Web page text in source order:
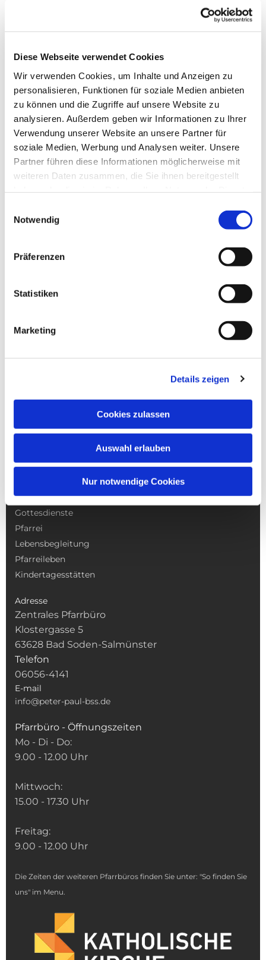
Diese Webseite verwendet Cookies
Wir verwenden Cookies, um Inhalte und Anzeigen zu
personalisieren, Funktionen für soziale Medien anbieten
zu können und die Zugriffe auf unsere Website zu
analysieren. Außerdem geben wir Informationen zu Ihrer
Verwendung unserer Website an unsere Partner für
soziale Medien, Werbung und Analysen weiter. Unsere
Partner führen diese Informationen möglicherweise mit
weiteren Daten zusammen, die Sie ihnen bereitgestellt
Notwendig
Präferenzen
Statistiken
Marketing
Details zeigen
Cookies zulassen
Auswahl erlauben
Nur notwendige Cookies
Dies könnte Sie auch
interessieren
NAVIGATION
Gottesdienste
Pfarrei
Lebensbegleitung
Pfarreileben
Kindertagesstätten
Adresse
Zentrales Pfarrbüro
Klostergasse 5
63628 Bad Soden-Salmünster
Telefon
06056-4141
E-mail
info@peter-paul-bss.de
Pfarrbüro - Öffnungszeiten
Mo - Di - Do:
9.00 - 12.00 Uhr
Mittwoch:
15.00 - 17.30 Uhr
Freitag:
9.00 - 12.00 Uhr
Die Zeiten der weiteren Pfarrbüros finden Sie unter: "So finden Sie
uns" im Menu.